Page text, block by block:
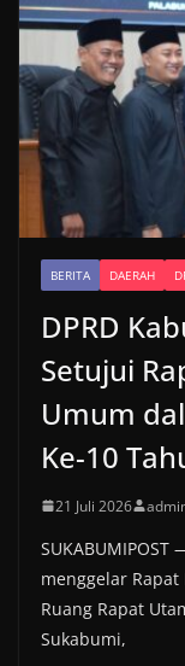
BERITA DAERAH
DPRD
Setujui
Umum
Ke-10
21 Juli 2026
menggelar
Ruang Rapat
Sukabumi,